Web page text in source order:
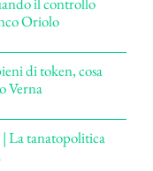
Oriolo
di token, cosa
Verna
La tanatopolitica